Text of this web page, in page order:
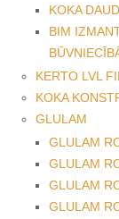
KOKA
BIM
KERTO LVL
KOKA
GLULAM
GLULAM
GLULAM
GLULAM
GLULAM